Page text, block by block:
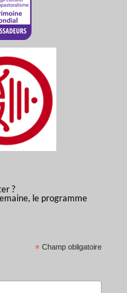
?
le programme
*Champ obligatoire